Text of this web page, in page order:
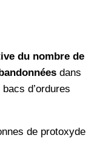
du nombre de
dans
d’ordures
de protoxyde